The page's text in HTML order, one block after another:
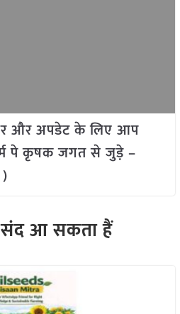
और अपडेट के लिए आप
पे कृषक जगत से जुड़े –
)
आ सकता हैं